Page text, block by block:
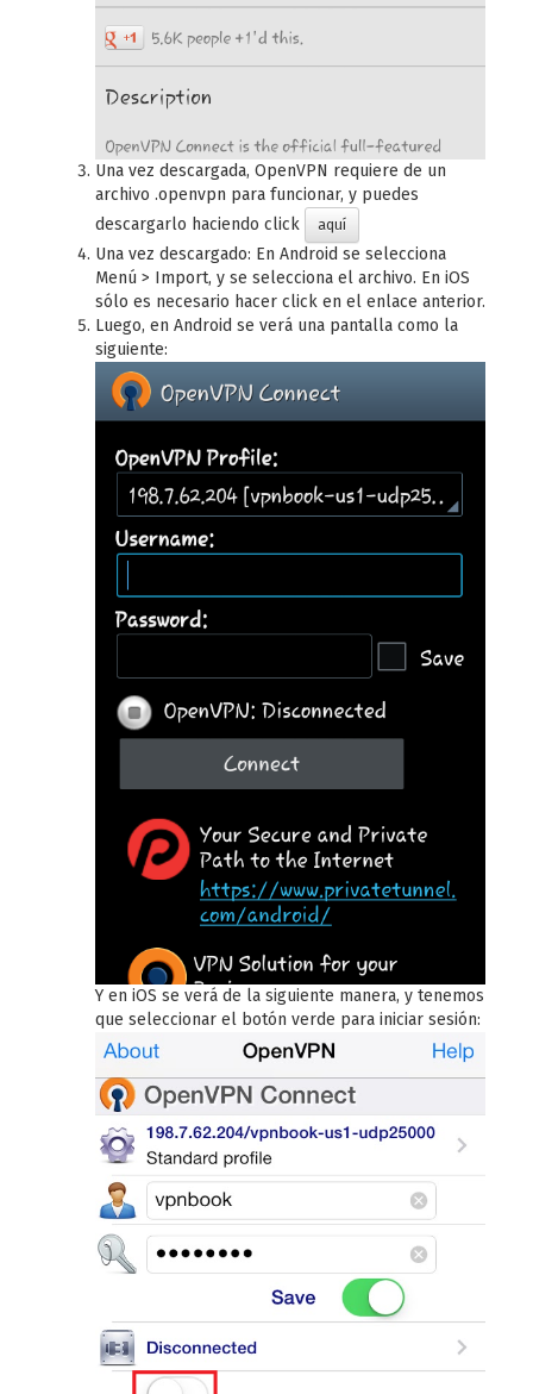
Una vez descargada, OpenVPN requiere de un
archivo .openvpn para funcionar, y puedes
descargarlo haciendo click
aquí
Una vez descargado: En Android se selecciona
Menú > Import, y se selecciona el archivo. En iOS
sólo es necesario hacer click en el enlace anterior.
Luego, en Android se verá una pantalla como la
siguiente:
Y en iOS se verá de la siguiente manera, y tenemos
que seleccionar el botón verde para iniciar sesión: